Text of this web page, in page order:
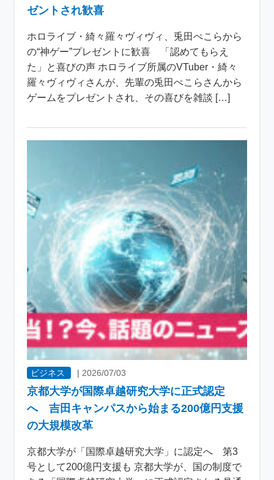
ゼントされ歓喜
ホロライブ・綺々羅々ヴィヴィ、兎田ぺこらから
の“神ゲー”プレゼントに歓喜 「認めてもらえ
た」と喜びの声 ホロライブ所属のVTuber・綺々
羅々ヴィヴィさんが、先輩の兎田ぺこらさんから
ゲームをプレゼントされ、その喜びを雑談 […]
ビジネス | 2026/07/03
京都大学が国際卓越研究大学に正式認定
へ 吉田キャンパスから始まる200億円支援
の大規模改革
京都大学が「国際卓越研究大学」に認定へ 第3
号として200億円支援も 京都大学が、国の制度で